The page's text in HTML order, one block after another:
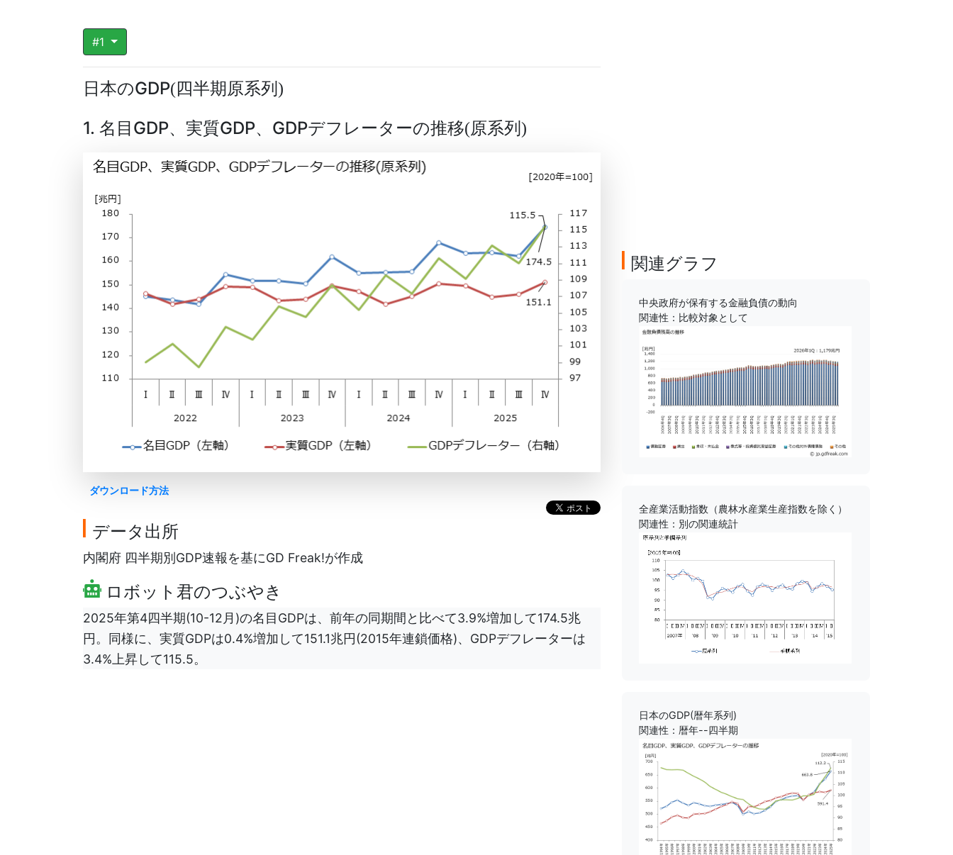
#1
日本のGDP(四半期原系列 )
1. 名目GDP、実質GDP、GDPデフレーターの推移(原系列 )
ダウンロード方法
データ出所
内閣府 四半期別GDP速報を基にGD Freak!が作成
ロボット君のつぶやき
2025年第4四半期(10-12月)の名目GDPは、前年の同期間と比べて3.9%増加して174.5兆
円。同様に、実質GDPは0.4%増加して151.1兆円(2015年連鎖価格)、GDPデフレーターは
3.4%上昇して115.5。
関連グラフ
中央政府が保有する金融負債の動向
関連性：比較対象として
全産業活動指数（農林水産業生産指数を除く）
関連性：別の関連統計
日本のGDP(暦年系列)
関連性：暦年--四半期